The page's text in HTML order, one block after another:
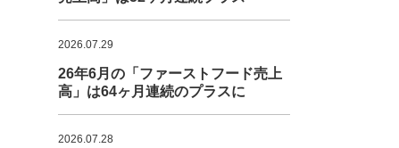
2026.07.29
26年6月の「ファーストフード売上
高」は64ヶ月連続のプラスに
2026.07.28